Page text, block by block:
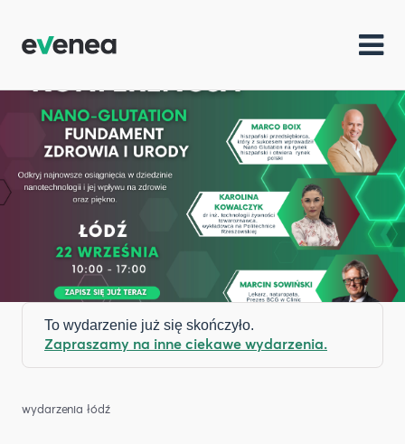
To wydarzenie już się skończyło.
Zapraszamy na inne ciekawe wydarzenia.
wydarzenia łódź